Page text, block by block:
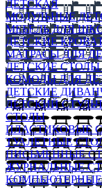
ДЕТСКАЯ
МОДУЛЬНЫЕ
МЕБЕЛЬ ДЛЯ
ДЕТСКИЕ
МАТРАСЫ ДЛЯ
ДЕТСКИЕ СТОЛЫ
КОМОДЫ ДЛЯ
ДЕТСКИЕ
ДЕТСКИЙ
СТОЛЫ
ПЛАСТИКОВЫЕ
ТУАЛЕТНЫЕ
ПИСЬМЕННЫЕ
ЖУРНАЛЬНЫЕ